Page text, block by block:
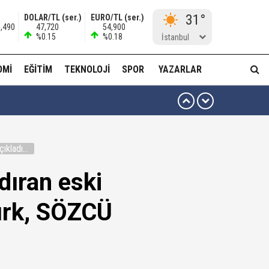
DOLAR/TL (ser.)
47,720
%0.15
EURO/TL (ser.)
54,900
%0.18
31°
İstanbul
EĞITIM TEKNOLOJI SPOR YAZARLAR
oradan alırım…'
edilmeye razıyım'
eski
SÖZCÜ